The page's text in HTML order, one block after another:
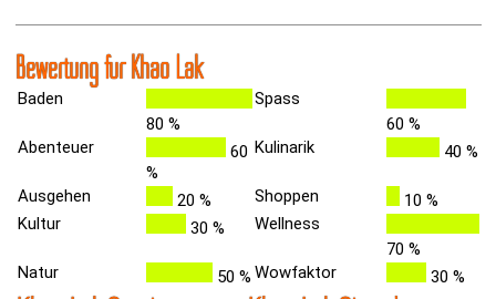
Bewertung für Khao Lak
Baden
80 %
Spass
60 %
Abenteuer
60
%
Kulinarik 40 %
Ausgehen 20 % Shoppen
10 %
Kultur
30 %
Wellness
70 %
Natur
50 % Wowfaktor 30 %